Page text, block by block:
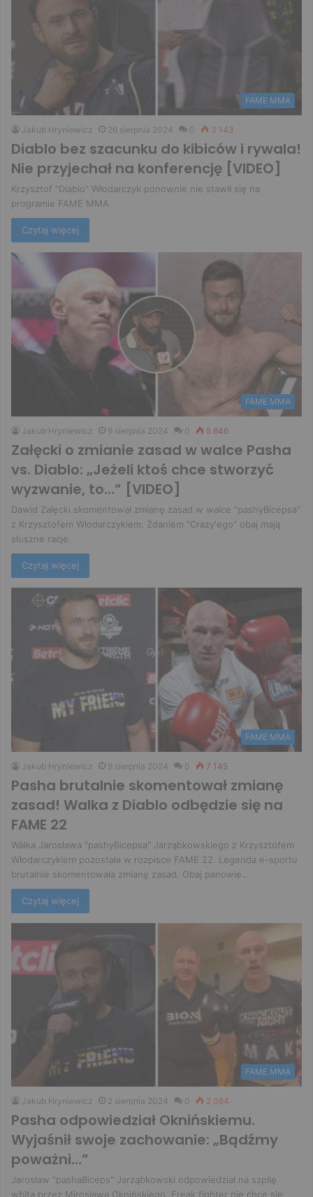
FAME MMA
Jakub Hryniewicz 26 sierpnia 2024 0 3 143
Diablo bez szacunku do kibiców i rywala!
Nie przyjechał na konferencję [VIDEO]
Krzysztof "Diablo" Włodarczyk ponownie nie stawił się na
programie FAME MMA.
Czytaj więcej
FAME MMA
Jakub Hryniewicz 9 sierpnia 2024 0 5 646
Załęcki o zmianie zasad w walce Pasha
vs. Diablo: „Jeżeli ktoś chce stworzyć
wyzwanie, to…” [VIDEO]
Dawid Załęcki skomentował zmianę zasad w walce "pashyBicepsa"
z Krzysztofem Włodarczykiem. Zdaniem "Crazy'ego" obaj mają
słuszne racje.
Czytaj więcej
FAME MMA
Jakub Hryniewicz 9 sierpnia 2024 0 7 145
Pasha brutalnie skomentował zmianę
zasad! Walka z Diablo odbędzie się na
FAME 22
Walka Jarosława "pashyBicepsa" Jarząbkowskiego z Krzysztofem
Włodarczykiem pozostała w rozpisce FAME 22. Legenda e-sportu
brutalnie skomentowała zmianę zasad. Obaj panowie…
Czytaj więcej
FAME MMA
Jakub Hryniewicz 2 sierpnia 2024 0 2 084
Pasha odpowiedział Oknińskiemu.
Wyjaśnił swoje zachowanie: „Bądźmy
poważni…”
Jarosław "pashaBiceps" Jarząbkowski odpowiedział na szpilę
wbitą przez Mirosława Oknińskiego. Freak fighter nie chce się